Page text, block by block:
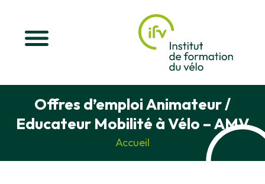
Offres d’emploi Animateur /
Educateur Mobilité à Vélo – AMV
Accueil